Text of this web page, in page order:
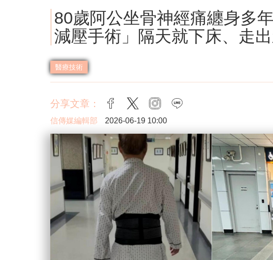
80歲阿公坐骨神經痛纏身多
減壓手術」隔天就下床、走
醫療技術
分享文章： facebook
twitter instagram
信傳媒編輯部 2026-06-19 10:00